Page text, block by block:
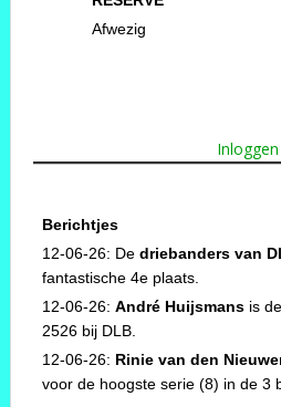
Afwezig
Inloggen
Berichtjes
12-06-26: De driebanders van
fantastische 4e plaats.
12-06-26: André Huijsmansis
2526 bij DLB.
12-06-26: Rinie van den
voor de hoogste serie (8) in de 3